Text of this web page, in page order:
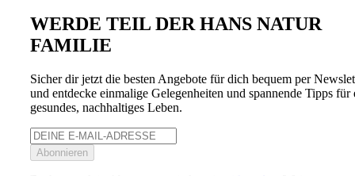
WERDE TEIL DER HANS NATUR
FAMILIE
Sicher dir jetzt die besten Angebote für dich bequem per
und entdecke einmalige Gelegenheiten und spannende Tipps für
gesundes, nachhaltiges Leben.
Abonnieren